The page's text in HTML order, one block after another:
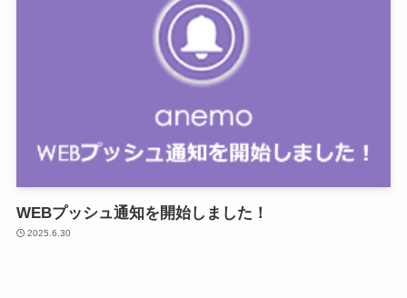
WEBプッシュ通知を開始しました！
2025.6.30